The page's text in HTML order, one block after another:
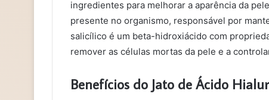
ingredientes para melhorar a aparência da
presente no organismo, responsável por
salicílico é um beta-hidroxiácido com
remover as células mortas da pele e a
Benefícios do Jato de Ácido